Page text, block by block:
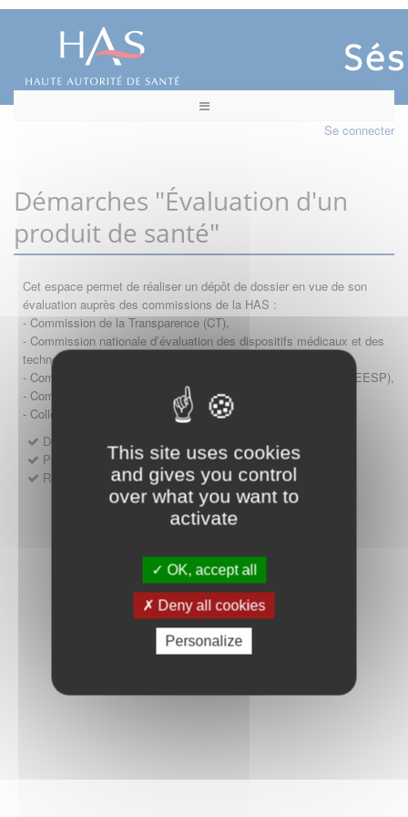
This site uses cookies
and gives you control
over what you want to
activate
OK, accept all
Deny all cookies
Personalize
Se connecter
Démarches "Évaluation d'un
produit de santé"
Cet espace permet de réaliser un dépôt de dossier en vue de son
évaluation auprès des commissions de la HAS :
- Commission de la Transparence (CT),
- Commission nationale d’évaluation des dispositifs médicaux et des
technologies de santé (CNEDiMTS),
- Commission d'évaluation économique et de santé publique (CEESP),
- Commission technique des vaccinations (CTV)
- Collège HAS (Forfait innovation : DM, DM-DIV, actes)
Dépôt d'un dossier pour un produit de santé
Protocoles d'études post-inscription
Rencontres précoces